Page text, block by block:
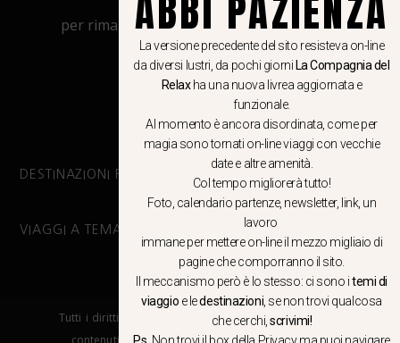
per rimanere aggiornato su viaggi, eventi
e notizie!
CLICCA QUI
DESTINAZIONI PRINCIPALI
VIAGGI A TEMA
Tutti i diritti riservati. E’ vietata la copia e la riproduzione dei
contenuti in qualsiasi modo o forma. – COPYRIGHT ©LA
La versione precedente del sito resisteva on-line
da diversi lustri, da pochi giorni La Compagnia del
Relaxha una nuova livrea aggiornata e
funzionale.
Al momento è ancora disordinata, come per
magia sono tornati on-line viaggi con vecchie
date e altre amenità.
Col tempo migliorerà tutto!
Foto, calendario partenze, newsletter, link, un
lavoro
immane per mettere on-line il mezzo migliaio di
pagine che comporranno il sito.
Il meccanismo però è lo stesso: ci sono itemi di
viaggio e ledestinazioni , se non trovi qualcosa
che cerchi,scrivimi!